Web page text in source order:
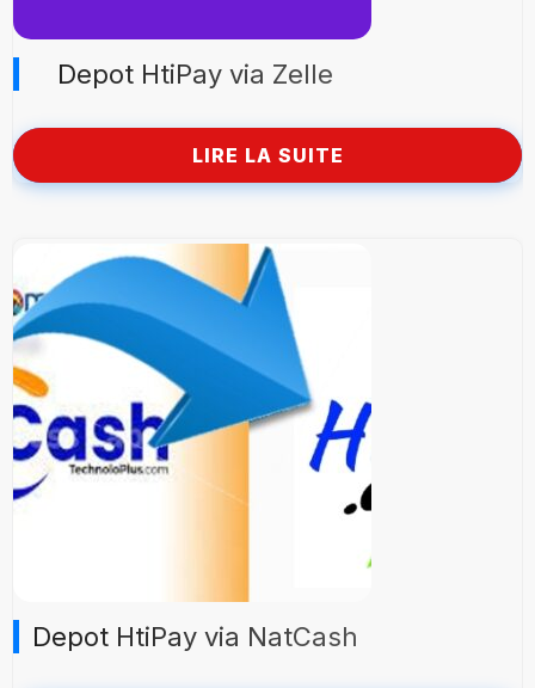
Depot HtiPay via Zelle
LIRE LA SUITE
Depot HtiPay via NatCash